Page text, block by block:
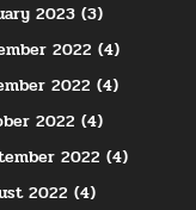
2023 (3)
2022 (4)
2022 (4)
2022 (4)
2022 (4)
2022 (4)